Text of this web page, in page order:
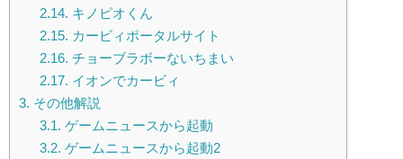
2.14. キノピオくん
2.15. カービィポータルサイト
2.16. チョーブラボーないちまい
2.17. イオンでカービィ
3. その他解説
3.1. ゲームニュースから起動
3.2. ゲームニュースから起動2